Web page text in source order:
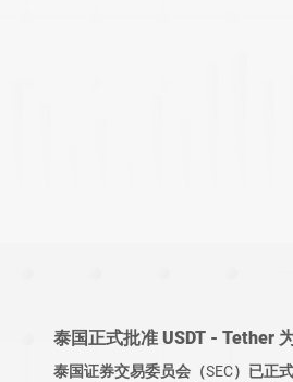
泰国正式批准 USDT - Tether
泰国证券交易委员会（SEC）已正